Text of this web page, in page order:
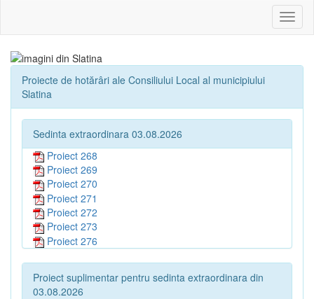
sau
Proiecte de hotărâri ale Consiliului Local al municipiului
Slatina
Sedinta extraordinara 03.08.2026
Proiect 268
Proiect 269
Proiect 270
Proiect 271
Proiect 272
Proiect 273
Proiect 276
Proiect suplimentar pentru sedinta extraordinara din
03.08.2026